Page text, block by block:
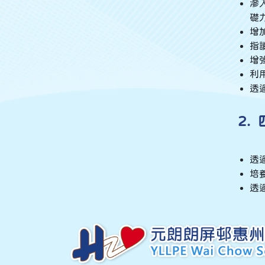
滲
礎
增
指
增
利
透
2.
透
培
透